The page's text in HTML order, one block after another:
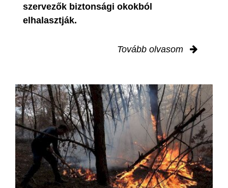
szervezők biztonsági okokból
elhalasztják.
Tovább olvasom